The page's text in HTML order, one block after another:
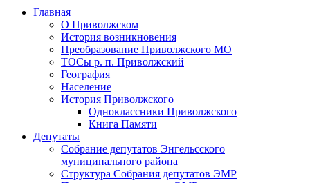
Главная
О Приволжском
История возникновения
Преобразование Приволжского МО
ТОСы р. п. Приволжский
География
Население
История Приволжского
Одноклассники Приволжского
Книга Памяти
Депутаты
Собрание депутатов Энгельсского
муниципального района
Структура Собрания депутатов ЭМР